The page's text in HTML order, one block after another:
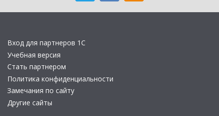
Вход для партнеров 1С
Учебная версия
Стать партнером
Политика конфиденциальности
Замечания по сайту
Другие сайты